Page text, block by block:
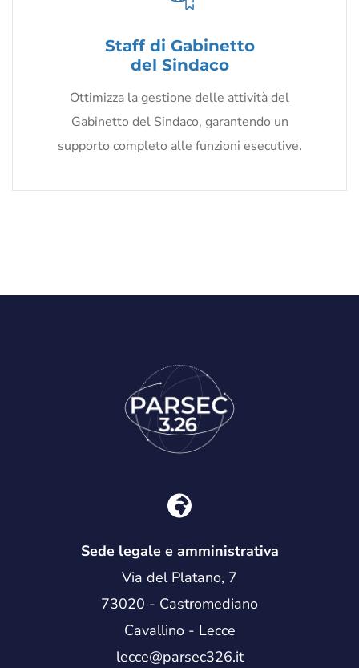
Staff di Gabinetto
del Sindaco
Ottimizza la gestione delle attività del
Gabinetto del Sindaco, garantendo un
supporto completo alle funzioni esecutive.
Sede legale e amministrativa
Via del Platano, 7
73020 - Castromediano
Cavallino - Lecce
lecce@parsec326.it